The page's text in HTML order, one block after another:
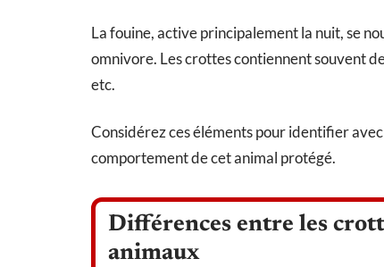
La fouine, active principalement la nuit, se
omnivore. Les crottes contiennent souvent
etc.
Considérez ces éléments pour identifier
comportement de cet animal protégé.
Différences entre les
animaux